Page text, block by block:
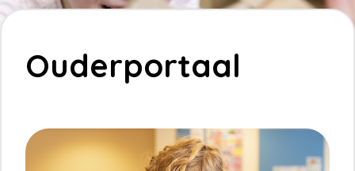
Ouderportaal